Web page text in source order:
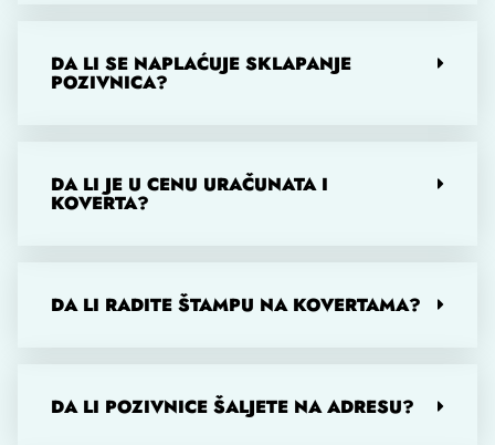
DA LI SE NAPLAĆUJE SKLAPANJE
POZIVNICA?
DA LI JE U CENU URAČUNATA I
KOVERTA?
DA LI RADITE ŠTAMPU NA KOVERTAMA?
DA LI POZIVNICE ŠALJETE NA ADRESU?